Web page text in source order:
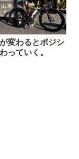
変わるとポジシ
っていく。